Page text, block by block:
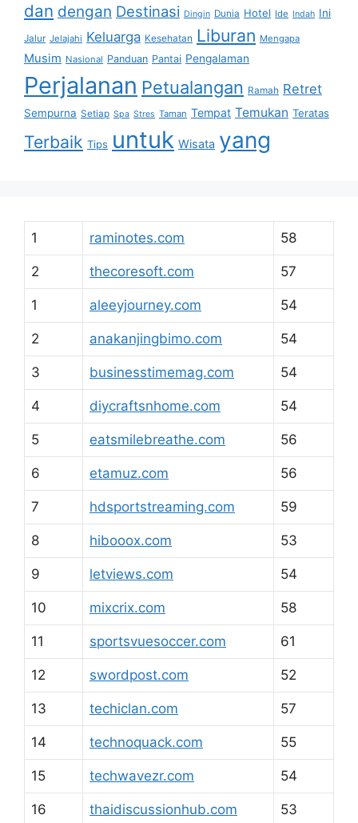
dan dengan Destinasi Dingin Dunia Hotel Ide Indah Ini
Jalur Jelajahi Keluarga Kesehatan Liburan Mengapa
Musim Nasional Panduan Pantai Pengalaman
Perjalanan Petualangan Ramah Retret
Sempurna Setiap Spa Stres Taman Tempat Temukan Teratas
Terbaik Tips untuk Wisata yang
1 raminotes.com 58
2 thecoresoft.com 57
1 aleeyjourney.com 54
2 anakanjingbimo.com 54
3 businesstimemag.com 54
4 diycraftsnhome.com 54
5 eatsmilebreathe.com 56
6 etamuz.com 56
7 hdsportstreaming.com 59
8 hibooox.com 53
9 letviews.com 54
10 mixcrix.com 58
11 sportsvuesoccer.com 61
12 swordpost.com 52
13 techiclan.com 57
14 technoquack.com 55
15 techwavezr.com 54
16 thaidiscussionhub.com 53